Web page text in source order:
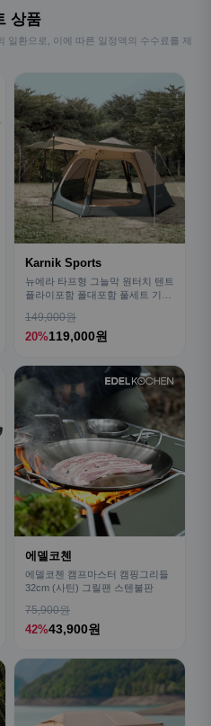
상품
일환으로, 이에 따른 일정액의 수수료를 제
Karnik Sports
뉴에라 타프형 그늘막 원터치 텐트
플라이포함 폴대포함 풀세트 기본
149,000원
20%119,000원
에델코첸
에델코첸 캠프마스터 캠핑그리들
32cm (사틴) 그릴팬 스텐불판
75,900원
42%43,900원